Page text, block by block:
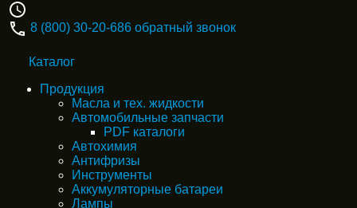
8 (800) 30-20-686 обратный звонок
Каталог
Продукция
Масла и тех. жидкости
Автомобильные запчасти
PDF каталоги
Автохимия
Антифризы
Инструменты
Аккумуляторные батареи
Лампы